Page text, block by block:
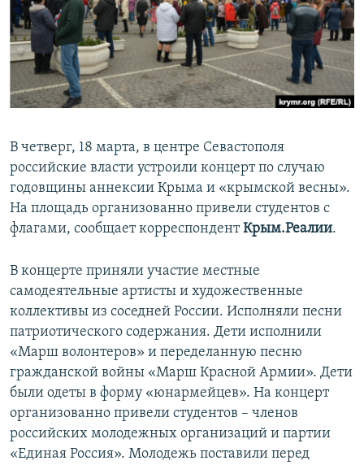
ПОБЕДИТЕЛЕЙ НЕ СУДЯТ?
КРЫМ.НЕПОКОРЕННЫЙ
ELIFBE
УКРАИНСКАЯ ПРОБЛЕМА КРЫМА
ПРИСОЕДИНЯЙТЕСЬ!
В четверг, 18 марта, в центре Севастополя
российские власти устроили концерт по случаю
годовщины аннексии Крыма и «крымской весны».
На площадь организованно привели студентов с
флагами, сообщает корреспондентКрым.Реалии.
В концерте приняли участие местные
самодеятельные артисты и художественные
коллективы из соседней России. Исполняли песни
патриотического содержания. Дети исполнили
«Марш волонтеров» и переделанную песню
гражданской войны «Марш Красной Армии». Дети
были одеты в форму «юнармейцев». На концерт
организованно привели студентов – членов
российских молодежных организаций и партии
«Единая Россия». Молодежь поставили перед